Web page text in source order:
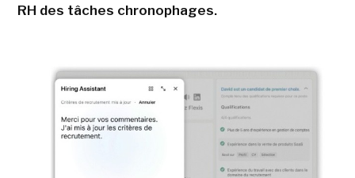
RH des tâches chronophages.